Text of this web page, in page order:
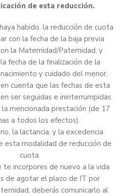
de esta reducción.
habido, la reducción de cuota
con la fecha de la baja previa
la Maternidad/Paternidad, y
fecha de la finalización de la
y cuidado del menor.
cuenta que las fechas de esta
ser seguidas e ininterrumpidas
la mencionada prestación (de 17
a todos los efectos).
la lactancia, y la excedencia
esta modalidad de reducción de
cuota.
te incorpores de nuevo a la vida
de agotar el plazo de IT por
deberás comunicarlo al